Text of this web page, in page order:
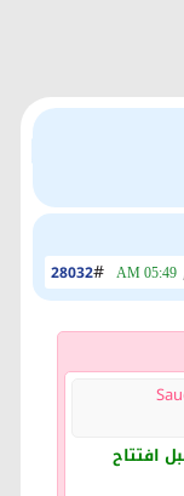
28032# 05:49 AM
افتتاح